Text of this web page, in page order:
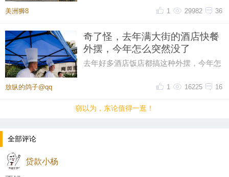
沙发带垫子900元，1.35米床145元，煤气灶95元，质量
都是很好的，高桥菜市场，手机微信135865274**
实这个位置很好的，宁波高新区
美洲狮8 36
29982
1
奇了怪，去年满大街的酒店快餐
外摆，今年怎么突然没了
去年好多酒店饭店都搞这种外摆，今年怎
饭店，状元楼等，甚至知味楼都
放纵的鸽子@qq 16
16225
1
窃以为，东论值得一逛！
全部评论
贷款小杨